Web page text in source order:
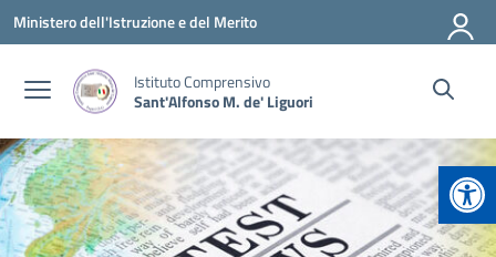
Vai ai contenuti
Vai al menu di navigazione
Vai al footer
Ministero dell'Istruzione e del Merito
Istituto Comprensivo
Sant'Alfonso M. de' Liguori